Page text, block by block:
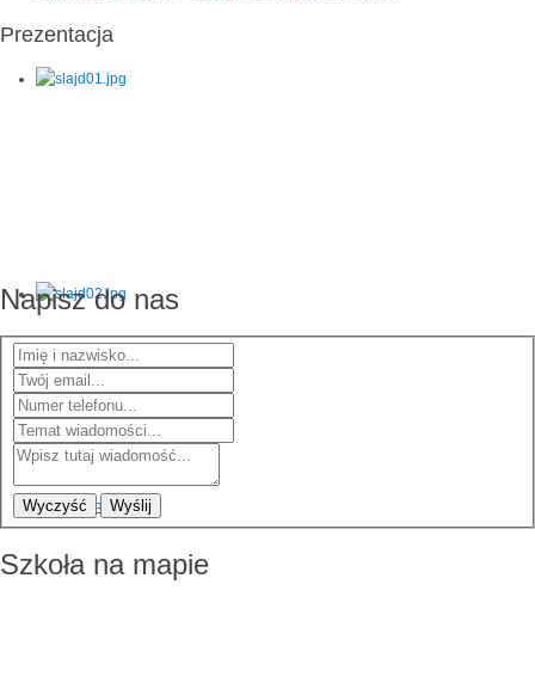
Prezentacja
Napisz do nas
Wyczyść Wyślij
Szkoła na mapie